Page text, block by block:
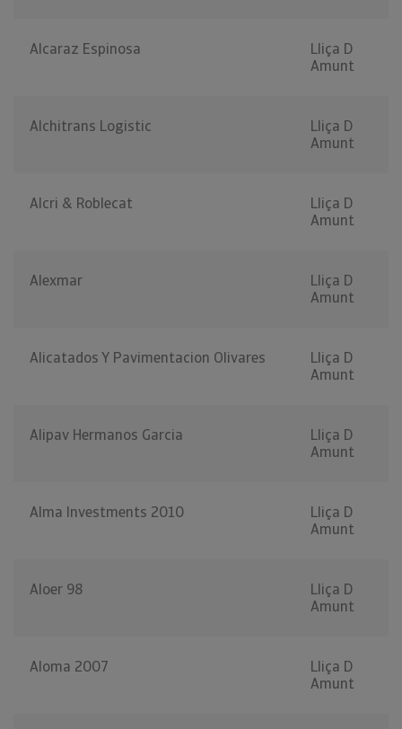
Alcaraz Espinosa
Lliça D
Amunt
Alchitrans Logistic
Lliça D
Amunt
Alcri & Roblecat
Lliça D
Amunt
Alexmar
Lliça D
Amunt
Alicatados Y Pavimentacion Olivares
Lliça D
Amunt
Alipav Hermanos Garcia
Lliça D
Amunt
Alma Investments 2010
Lliça D
Amunt
Aloer 98
Lliça D
Amunt
Aloma 2007
Lliça D
Amunt